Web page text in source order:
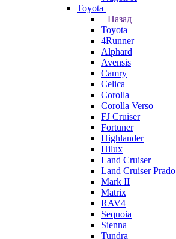
Toyota
Назад
Toyota
4Runner
Alphard
Avensis
Camry
Celica
Corolla
Corolla Verso
FJ Cruiser
Fortuner
Highlander
Hilux
Land Cruiser
Land Cruiser Prado
Mark II
Matrix
RAV4
Sequoia
Sienna
Tundra